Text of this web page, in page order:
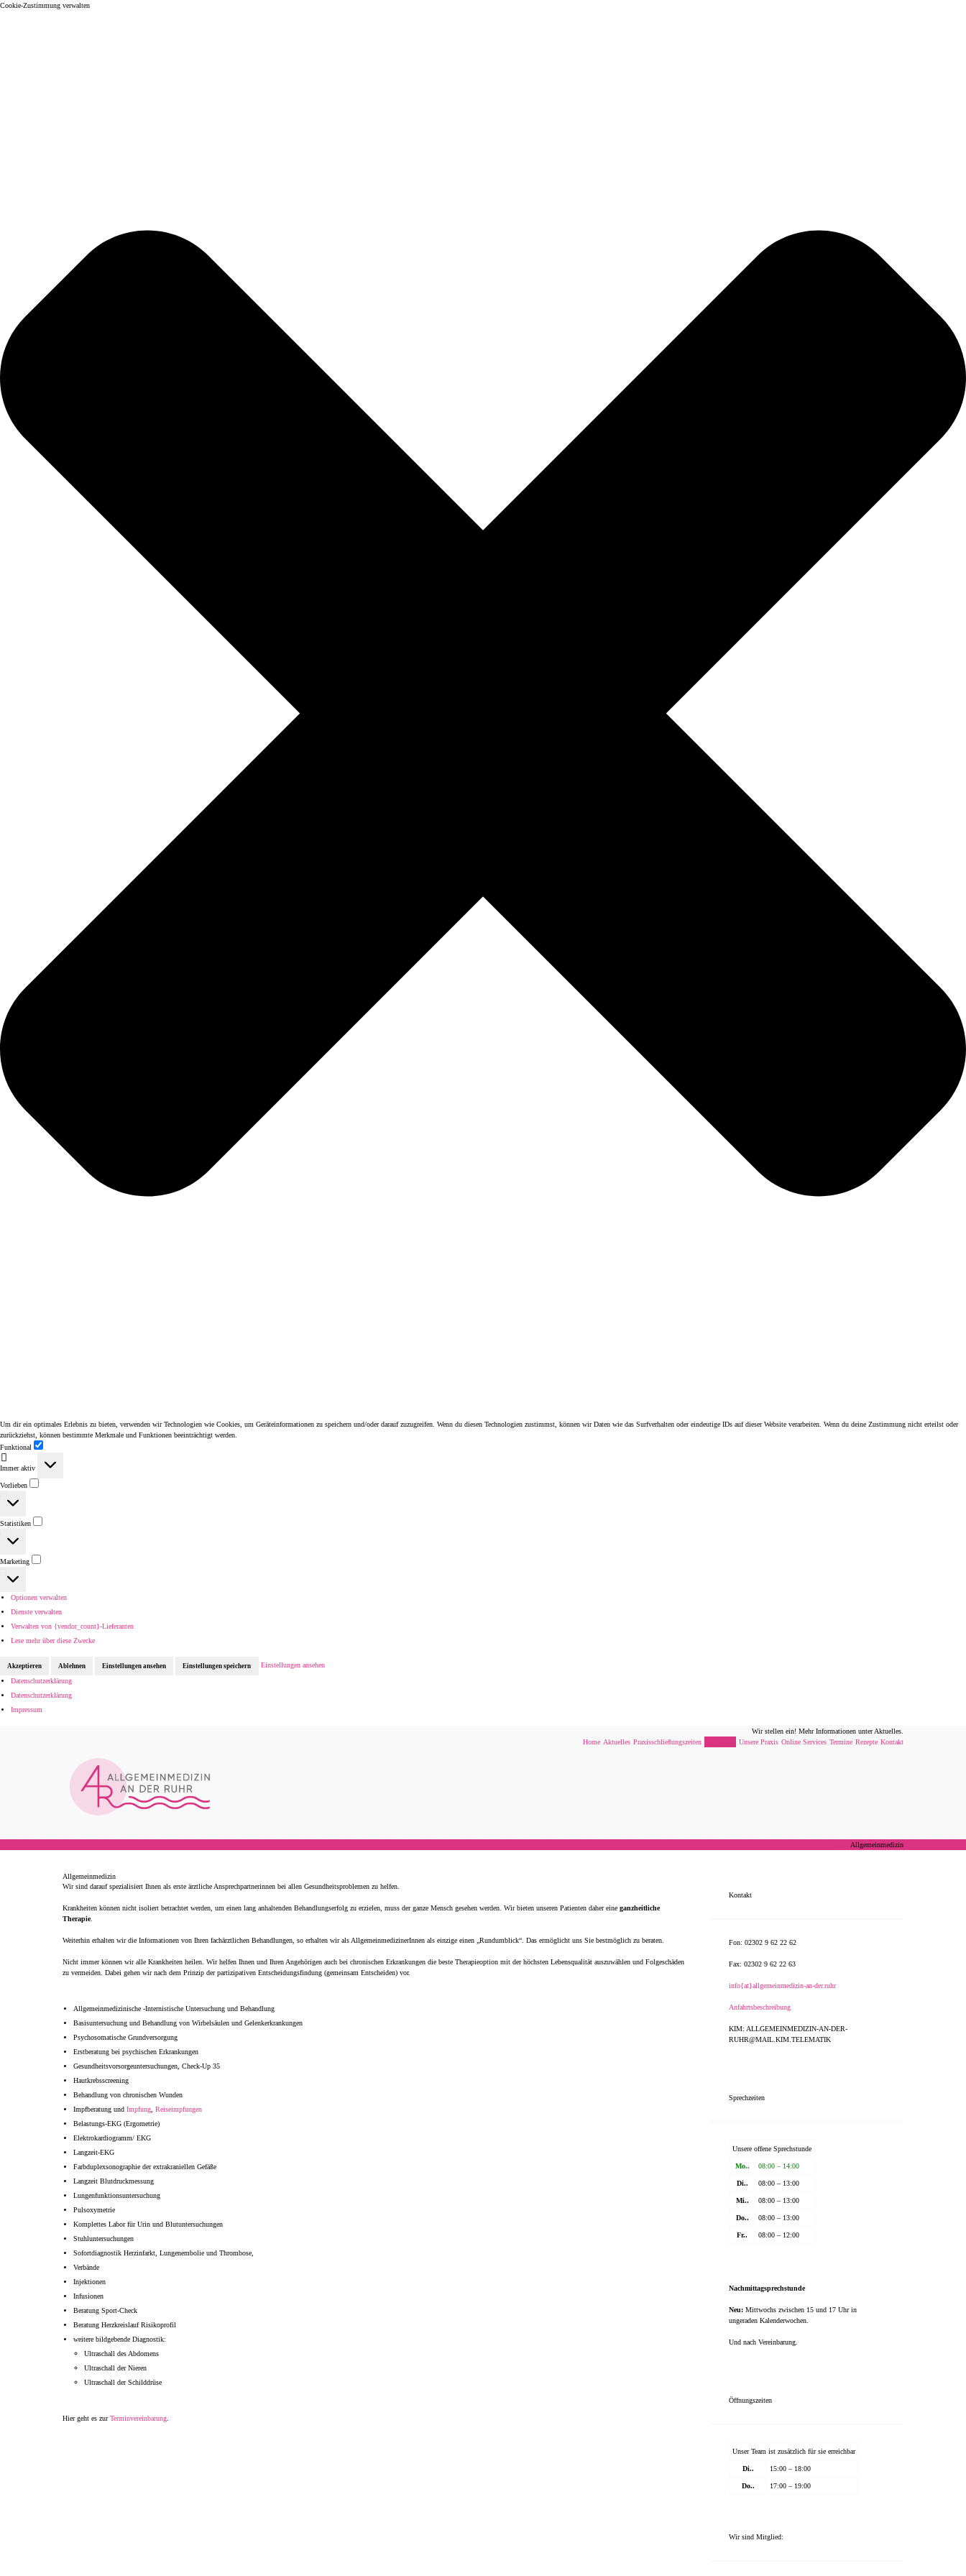
Cookie-Zustimmung verwalten
Um dir ein optimales Erlebnis zu bieten, verwenden wir Technologien wie Cookies, um Geräteinformationen zu speichern und/oder darauf zuzugreifen. Wenn du diesen Technologien zustimmst, können wir Daten wie das Surfverhalten oder eindeutige IDs auf dieser Website verarbeiten. Wenn du deine Zustimmung nicht erteilst oder
zurückziehst, können bestimmte Merkmale und Funktionen beeinträchtigt werden.
Funktional
Immer aktiv
Vorlieben
Statistiken
Marketing
Optionen verwalten
Dienste verwalten
Verwalten von {vendor_count}-Lieferanten
Lese mehr über diese Zwecke
Akzeptieren Ablehnen Einstellungen ansehen Einstellungen speichern
Einstellungen ansehen
Datenschutzerklärung
Datenschutzerklärung
Impressum
Wir stellen ein! Mehr Informationen unter Aktuelles.
Home Aktuelles Praxisschließungszeiten Unsere Praxis Online Services Termine Rezepte Kontakt
Allgemeinmedizin
Allgemeinmedizin
Wir sind darauf spezialisiert Ihnen als erste ärztliche Ansprechpartnerinnen bei allen Gesundheitsproblemen zu helfen.
Krankheiten können nicht isoliert betrachtet werden, um einen lang anhaltenden Behandlungserfolg zu erzielen, muss der ganze Mensch gesehen werden. Wir bieten unseren Patienten daher eine ganzheitliche
Therapie.
Weiterhin erhalten wir die Informationen von Ihren fachärztlichen Behandlungen, so erhalten wir als AllgemeinmedizinerInnen als einzige einen „Rundumblick“. Das ermöglicht uns Sie bestmöglich zu beraten.
Nicht immer können wir alle Krankheiten heilen. Wir helfen Ihnen und Ihren Angehörigen auch bei chronischen Erkrankungen die beste Therapieoption mit der höchsten Lebensqualität auszuwählen und Folgeschäden
zu vermeiden. Dabei gehen wir nach dem Prinzip der partizipativen Entscheidungsfindung (gemeinsam Entscheiden) vor.
Allgemeinmedizinische -Internistische Untersuchung und Behandlung
Basisuntersuchung und Behandlung von Wirbelsäulen und Gelenkerkrankungen
Psychosomatische Grundversorgung
Erstberatung bei psychischen Erkrankungen
Gesundheitsvorsorgeuntersuchungen, Check-Up 35
Hautkrebsscreening
Behandlung von chronischen Wunden
Impfberatung und Impfung, Reiseimpfungen
Belastungs-EKG (Ergometrie)
Elektrokardiogramm/ EKG
Langzeit-EKG
Farbduplexsonographie der extrakraniellen Gefäße
Langzeit Blutdruckmessung
Lungenfunktionsuntersuchung
Pulsoxymetrie
Komplettes Labor für Urin und Blutuntersuchungen
Stuhluntersuchungen
Sofortdiagnostik Herzinfarkt, Lungenembolie und Thrombose,
Verbände
Injektionen
Infusionen
Beratung Sport-Check
Beratung Herzkreislauf Risikoprofil
weitere bildgebende Diagnostik:
Ultraschall des Abdomens
Ultraschall der Nieren
Ultraschall der Schilddrüse
Hier geht es zurTerminvereinbarung.
Kontakt
Fon: 02302 9 62 22 62
Fax: 02302 9 62 22 63
info{at}allgemeinmedizin-an-der.ruhr
Anfahrtsbeschreibung
KIM: ALLGEMEINMEDIZIN-AN-DER-
RUHR@MAIL.KIM.TELEMATIK
Sprechzeiten
Unsere offene Sprechstunde
Mo.. 08:00 – 14:00
Di.. 08:00 – 13:00
Mi.. 08:00 – 13:00
Do.. 08:00 – 13:00
Fr.. 08:00 – 12:00
Nachmittagsprechstunde
Neu: Mittwochs zwischen 15 und 17 Uhr in
ungeraden Kalenderwochen.
Und nach Vereinbarung.
Öffnungszeiten
Unser Team ist zusätzlich für sie erreichbar
Di.. 15:00 – 18:00
Do.. 17:00 – 19:00
Wir sind Mitglied: